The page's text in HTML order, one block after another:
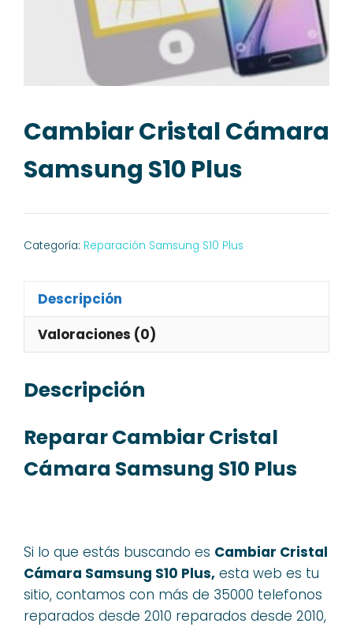
Cambiar Cristal Cámara
Samsung S10 Plus
Categoría: Reparación Samsung S10 Plus
Descripción
Valoraciones (0)
Descripción
Reparar Cambiar Cristal
Cámara Samsung S10 Plus
Si lo que estás buscando es Cambiar Cristal
Cámara Samsung S10 Plus, esta web es tu
sitio, contamos con más de 35000 telefonos
reparados desde 2010 reparados desde 2010,